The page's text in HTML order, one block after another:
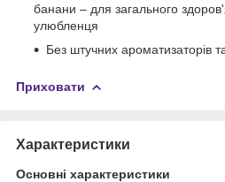
банани – для загального
улюбленця
Без штучних ароматизаторів
Приховати
Характеристики
Основні характеристики